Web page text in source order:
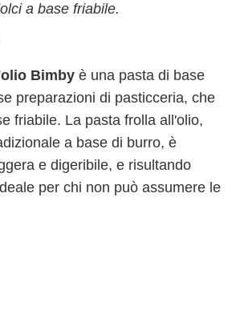
a base friabile.
Bimby è una pasta di base
preparazioni di pasticceria, che
friabile. La pasta frolla all'olio,
a base di burro, è
e digeribile, e risultando
per chi non può assumere le